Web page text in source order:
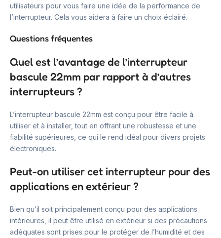
utilisateurs pour vous faire une idée de la performance de
l’interrupteur. Cela vous aidera à faire un choix éclairé.
Questions fréquentes
Quel est l’avantage de l’interrupteur
bascule 22mm par rapport à d’autres
interrupteurs ?
L’interrupteur bascule 22mm est conçu pour être facile à
utiliser et à installer, tout en offrant une robustesse et une
fiabilité supérieures, ce qui le rend idéal pour divers projets
électroniques.
Peut-on utiliser cet interrupteur pour des
applications en extérieur ?
Bien qu’il soit principalement conçu pour des applications
intérieures, il peut être utilisé en extérieur si des précautions
adéquates sont prises pour le protéger de l’humidité et des